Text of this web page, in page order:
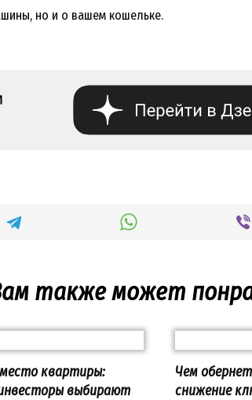
но и о вашем кошельке.
также может
квартиры:
выбирают
Чем
снижение